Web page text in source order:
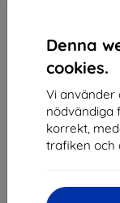
Denna
cookies.
Vi använder
nödvändiga
korrekt,
trafiken och
Kontakt
Skriv till oss